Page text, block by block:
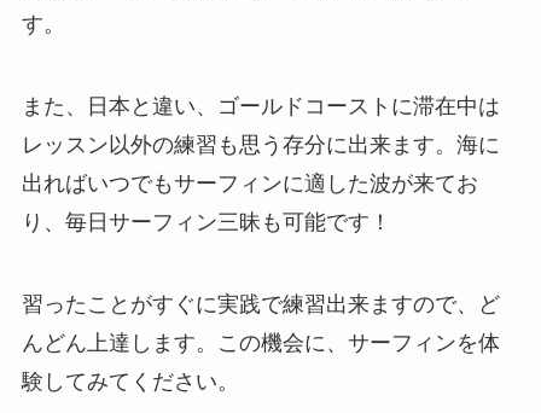
す。
また、日本と違い、ゴールドコーストに滞在中は
レッスン以外の練習も思う存分に出来ます。海に
出ればいつでもサーフィンに適した波が来てお
り、毎日サーフィン三昧も可能です！
習ったことがすぐに実践で練習出来ますので、ど
んどん上達します。この機会に、サーフィンを体
験してみてください。